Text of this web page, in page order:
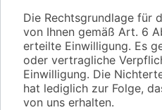
Die Rechtsgrundlage für
von Ihnen gemäß Art. 6
erteilte Einwilligung. Es
oder vertragliche
Einwilligung. Die
hat lediglich zur Folge,
von uns erhalten.